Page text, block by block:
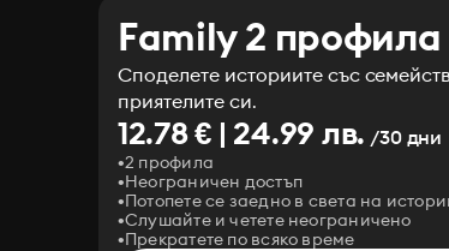
Family 2 профила
Споделете историите със
приятелите си.
12.78 € | 24.99 лв. /30 дни
2 профила
Неограничен достъп
Потопете се заедно в света на
Слушайте и четете неограничено
Прекратете по всяко време